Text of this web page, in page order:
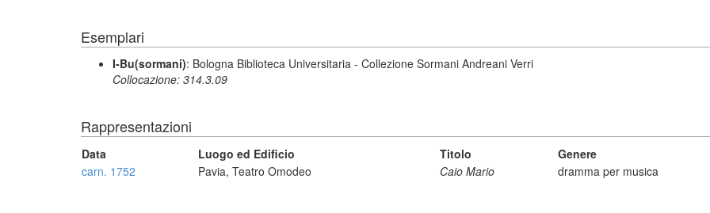
Esemplari
I-Bu(sormani): Bologna Biblioteca Universitaria - Collezione Sormani Andreani Verri
Collocazione: 314.3.09
Rappresentazioni
Data Luogo ed Edificio Titolo Genere
carn. 1752
Pavia, Teatro Omodeo Caio Mario dramma per musica